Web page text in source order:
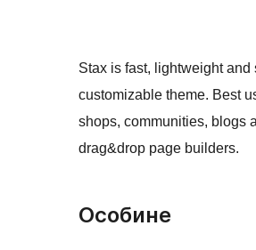
Stax is fast, lightweight and
customizable theme. Best
shops, communities, blogs
drag&drop page builders.
Особине